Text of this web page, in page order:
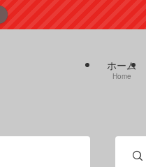
ホーム
Home